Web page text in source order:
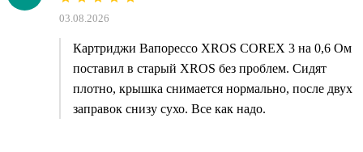
03.08.2026
Картриджи Вапорессо XROS COREX 3 на 0,6 Ом
поставил в старый XROS без проблем. Сидят
плотно, крышка снимается нормально, после двух
заправок снизу сухо. Все как надо.